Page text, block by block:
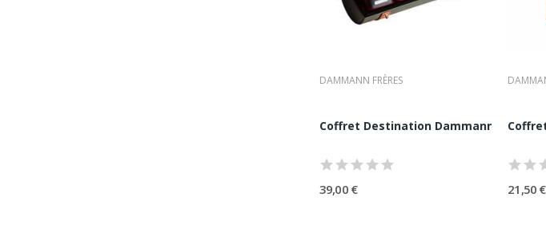
DAMMANN FRÈRES
Coffret Destination Dammann Frères |
39,00 € 21,50 €